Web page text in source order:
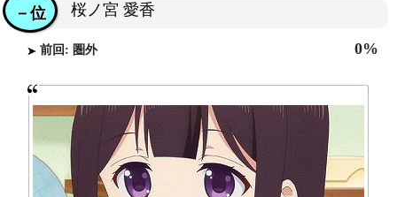
桜ノ宮 愛香
－位
前回: 圏外 0%